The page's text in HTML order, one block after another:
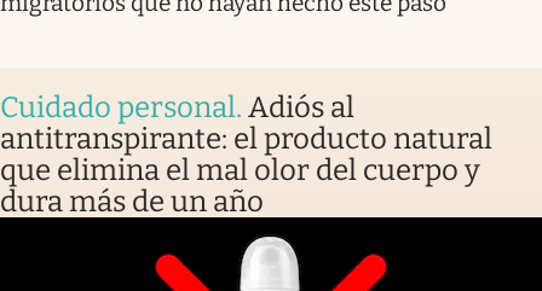
Cuidado personal. Adiós al
antitranspirante: el producto natural
que elimina el mal olor del cuerpo y
dura más de un año